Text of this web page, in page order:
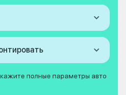
полные параметры авто